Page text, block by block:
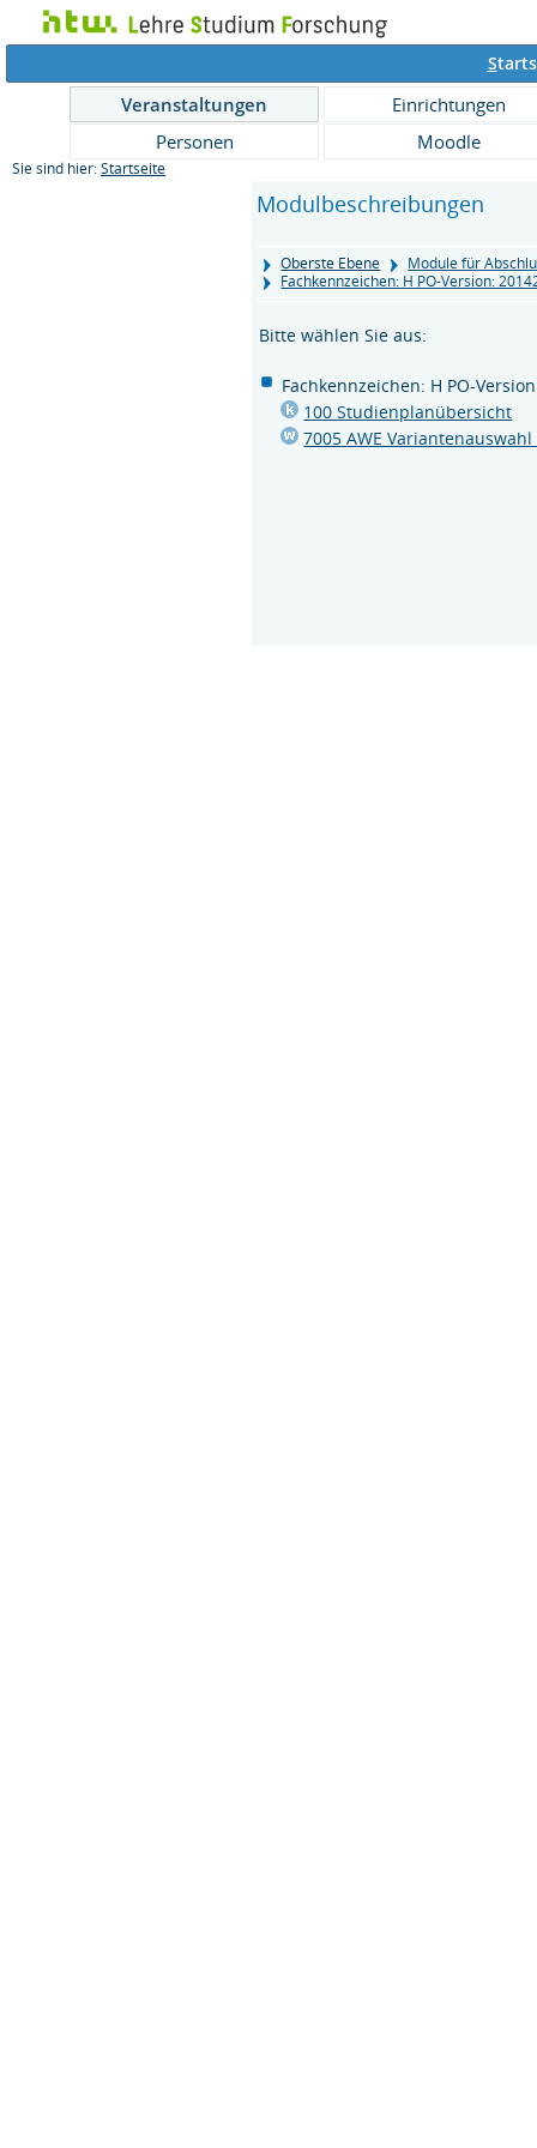
S
Veranstaltungen
Einrichtungen
Personen
Moodle
Sie sind hier: Startseite
Modulbeschreibungen
Oberste Ebene
Module für
Fachkennzeichen: H PO-Version:
Bitte wählen Sie aus:
Fachkennzeichen: H PO-
100 Studienplanübersicht
7005 AWE